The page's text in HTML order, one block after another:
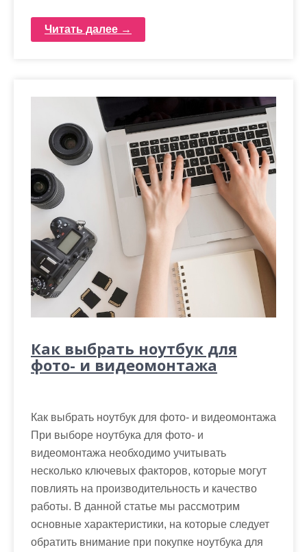
Читать далее →
Как выбрать ноутбук для
фото- и видеомонтажа
Как выбрать ноутбук для фото- и видеомонтажа
При выборе ноутбука для фото- и
видеомонтажа необходимо учитывать
несколько ключевых факторов, которые могут
повлиять на производительность и качество
работы. В данной статье мы рассмотрим
основные характеристики, на которые следует
обратить внимание при покупке ноутбука для